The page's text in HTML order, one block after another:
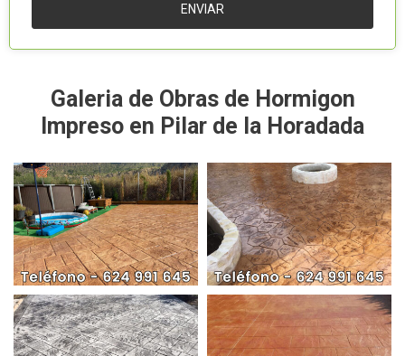
Galeria de Obras de Hormigon
Impreso en Pilar de la Horadada